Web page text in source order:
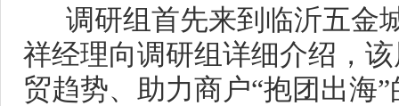
调研组首先来到临沂五金
祥经理向调研组详细介绍，
贸趋势、助力商户“抱团出海